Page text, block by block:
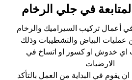
في جلي الرخام
في أعمال تركيب السيراميك والرخام
عمليات البياض والتشطيبات وذلك
اي خدوش او كسور او اتساخ في
الارضيات
يقوم في البداية من العمل بالتأكد